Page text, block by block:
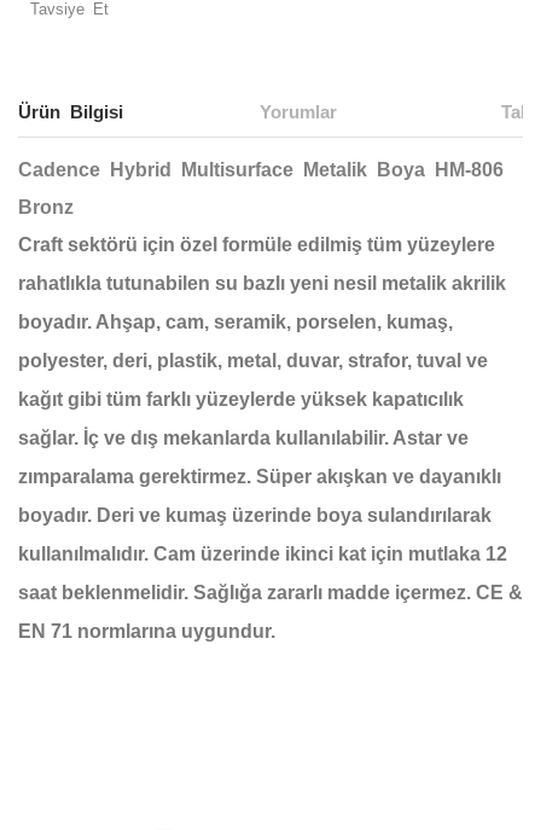
Tavsiye Et
Ürün Bilgisi Yorumlar
Cadence Hybrid Multisurface Metalik Boya HM-806
Bronz
Craft sektörü için özel formüle edilmiş tüm yüzeylere
rahatlıkla tutunabilen su bazlı yeni nesil metalik akrilik
boyadır. Ahşap, cam, seramik, porselen, kumaş,
polyester, deri, plastik, metal, duvar, strafor, tuval ve
kağıt gibi tüm farklı yüzeylerde yüksek kapatıcılık
sağlar. İç ve dış mekanlarda kullanılabilir. Astar ve
zımparalama gerektirmez. Süper akışkan ve dayanıklı
boyadır. Deri ve kumaş üzerinde boya sulandırılarak
kullanılmalıdır. Cam üzerinde ikinci kat için mutlaka 12
saat beklenmelidir. Sağlığa zararlı madde içermez. CE &
EN 71 normlarına uygundur.